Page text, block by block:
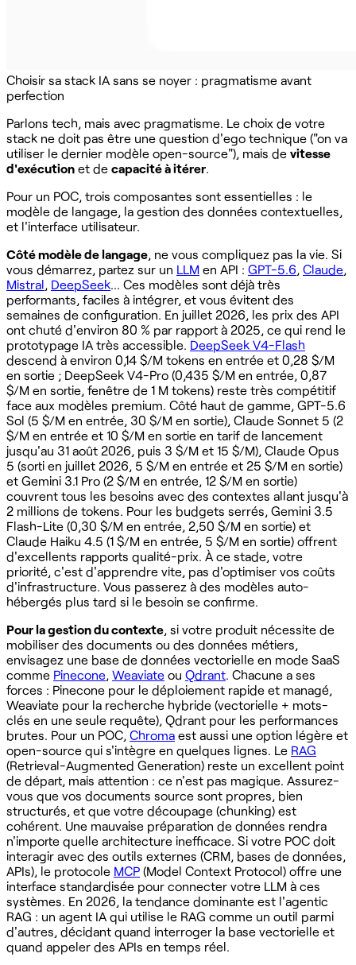
Choisir sa stack IA sans se noyer : pragmatisme avant
perfection
Parlons tech, mais avec pragmatisme. Le choix de votre
stack ne doit pas être une question d'ego technique ("on va
utiliser le dernier modèle open-source"), mais de vitesse
d'exécution et de capacité à itérer.
Pour un POC, trois composantes sont essentielles : le
modèle de langage, la gestion des données contextuelles,
et l'interface utilisateur.
Côté modèle de langage, ne vous compliquez pas la vie. Si
vous démarrez, partez sur un LLM en API : GPT-5.6, Claude,
Mistral, DeepSeek... Ces modèles sont déjà très
performants, faciles à intégrer, et vous évitent des
semaines de configuration. En juillet 2026, les prix des API
ont chuté d'environ 80 % par rapport à 2025, ce qui rend le
prototypage IA très accessible. DeepSeek V4-Flash
descend à environ 0,14 $/M tokens en entrée et 0,28 $/M
en sortie ; DeepSeek V4-Pro (0,435 $/M en entrée, 0,87
$/M en sortie, fenêtre de 1 M tokens) reste très compétitif
face aux modèles premium. Côté haut de gamme, GPT-5.6
Sol (5 $/M en entrée, 30 $/M en sortie), Claude Sonnet 5 (2
$/M en entrée et 10 $/M en sortie en tarif de lancement
jusqu'au 31 août 2026, puis 3 $/M et 15 $/M), Claude Opus
5 (sorti en juillet 2026, 5 $/M en entrée et 25 $/M en sortie)
et Gemini 3.1 Pro (2 $/M en entrée, 12 $/M en sortie)
couvrent tous les besoins avec des contextes allant jusqu'à
2 millions de tokens. Pour les budgets serrés, Gemini 3.5
Flash-Lite (0,30 $/M en entrée, 2,50 $/M en sortie) et
Claude Haiku 4.5 (1 $/M en entrée, 5 $/M en sortie) offrent
d'excellents rapports qualité-prix. À ce stade, votre
priorité, c'est d'apprendre vite, pas d'optimiser vos coûts
d'infrastructure. Vous passerez à des modèles auto-
hébergés plus tard si le besoin se confirme.
Pour la gestion du contexte, si votre produit nécessite de
mobiliser des documents ou des données métiers,
envisagez une base de données vectorielle en mode SaaS
comme Pinecone, Weaviate ou Qdrant. Chacune a ses
forces : Pinecone pour le déploiement rapide et managé,
Weaviate pour la recherche hybride (vectorielle + mots-
clés en une seule requête), Qdrant pour les performances
brutes. Pour un POC, Chroma est aussi une option légère et
open-source qui s'intègre en quelques lignes. Le RAG
(Retrieval-Augmented Generation) reste un excellent point
de départ, mais attention : ce n'est pas magique. Assurez-
vous que vos documents source sont propres, bien
structurés, et que votre découpage (chunking) est
cohérent. Une mauvaise préparation de données rendra
n'importe quelle architecture inefficace. Si votre POC doit
interagir avec des outils externes (CRM, bases de données,
APIs), le protocole MCP (Model Context Protocol) offre une
interface standardisée pour connecter votre LLM à ces
systèmes. En 2026, la tendance dominante est l'agentic
RAG : un agent IA qui utilise le RAG comme un outil parmi
d'autres, décidant quand interroger la base vectorielle et
quand appeler des APIs en temps réel.